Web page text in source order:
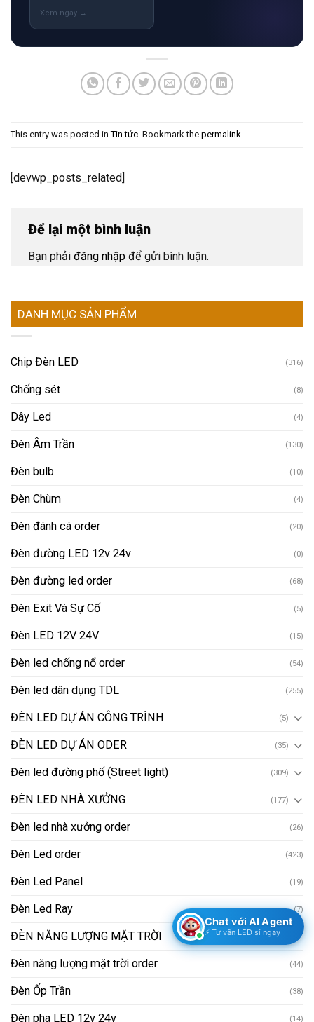
This entry was posted inTin tức . Bookmark the permalink
[devwp_posts_related]
Để lại một bình luận
Bạn phải đăng nhập để gửi bình luận.
DANH MỤC SẢN PHẨM
Chip Đèn LED (316)
Chống sét (8)
Dây Led (4)
Đèn Âm Trần (130)
Đèn bulb (10)
Đèn Chùm (4)
Đèn đánh cá order (20)
Đèn đường LED 12v 24v (0)
Đèn đường led order (68)
Đèn Exit Và Sự Cố (5)
Đèn LED 12V 24V (15)
Đèn led chống nổ order (54)
Đèn led dân dụng TDL (255)
ĐÈN LED DỰ ÁN CÔNG TRÌNH (5)
ĐÈN LED DỰ ÁN ODER (35)
Đèn led đường phố (Street light) (309)
ĐÈN LED NHÀ XƯỞNG (177)
Đèn led nhà xưởng order (26)
Đèn Led order (423)
Đèn Led Panel (19)
Đèn Led Ray (7)
ĐÈN NĂNG LƯỢNG MẶT TRỜI (166)
Đèn năng lượng mặt trời order (44)
Đèn Ốp Trần (38)
Đèn pha LED 12v 24v (14)
Chat với AI Agent
⚡ Tư vấn LED sỉ ngay